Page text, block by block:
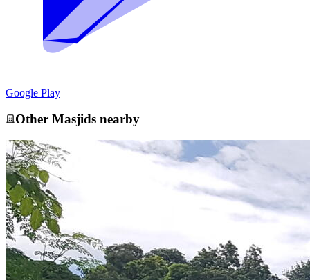
Google Play
Other Masjids nearby